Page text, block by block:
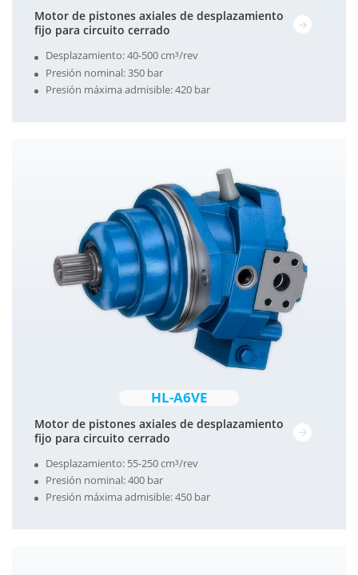
Motor de pistones axiales de desplazamiento
fijo para circuito cerrado
Desplazamiento: 40-500 cm³/rev
Presión nominal: 350 bar
Presión máxima admisible: 420 bar
HL-A6VE
Motor de pistones axiales de desplazamiento
fijo para circuito cerrado
Desplazamiento: 55-250 cm³/rev
Presión nominal: 400 bar
Presión máxima admisible: 450 bar